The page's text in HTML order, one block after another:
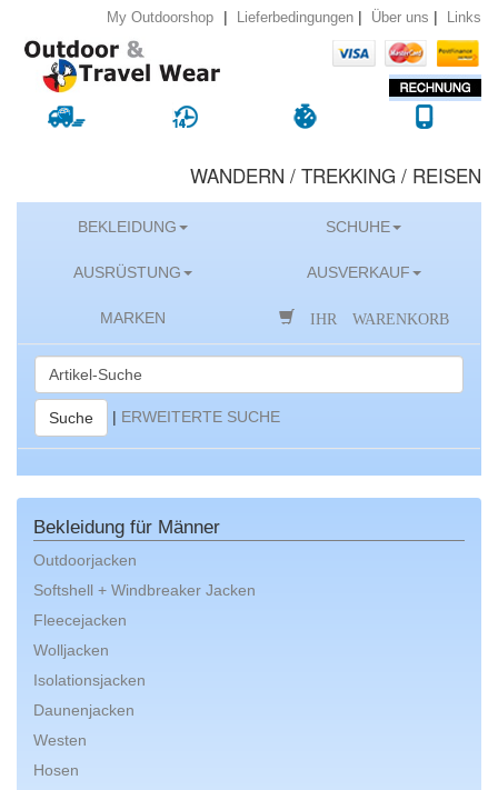
My Outdoorshop | Lieferbedingungen | Über uns | Links
WANDERN / TREKKING / REISEN
BEKLEIDUNG SCHUHE
AUSRÜSTUNG AUSVERKAUF
MARKEN IHR WARENKORB
Suche | ERWEITERTE SUCHE
Bekleidung für Männer
Outdoorjacken
Softshell + Windbreaker Jacken
Fleecejacken
Wolljacken
Isolationsjacken
Daunenjacken
Westen
Hosen